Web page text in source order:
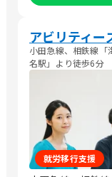
アビリティー
小田急線、相鉄線「
名駅」より徒歩6分
就労移行支援